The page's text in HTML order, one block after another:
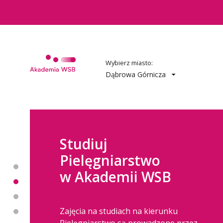
Wybierz miasto:
Dąbrowa Górnicza
Studiuj
Pielęgniarstwo
w Akademii WSB
Zajęcia na studiach na kierunku